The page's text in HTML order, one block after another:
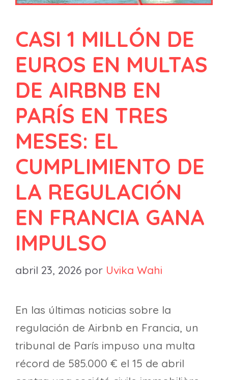
CASI 1 MILLÓN DE
EUROS EN MULTAS
DE AIRBNB EN
PARÍS EN TRES
MESES: EL
CUMPLIMIENTO DE
LA REGULACIÓN
EN FRANCIA GANA
IMPULSO
abril 23, 2026 por Uvika Wahi
En las últimas noticias sobre la
regulación de Airbnb en Francia, un
tribunal de París impuso una multa
récord de 585.000 € el 15 de abril